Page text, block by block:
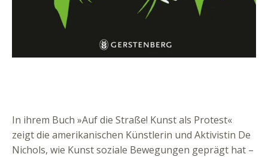
In ihrem Buch »Auf die Straße! Kunst als Protest«
zeigt die amerikanischen Künstlerin und Aktivistin De
Nichols, wie Kunst soziale Bewegungen geprägt hat –